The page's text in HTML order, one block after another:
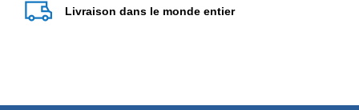
Livraison dans le monde entier